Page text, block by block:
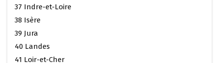
37 Indre-et-Loire
38 Isère
39 Jura
40 Landes
41 Loir-et-Cher